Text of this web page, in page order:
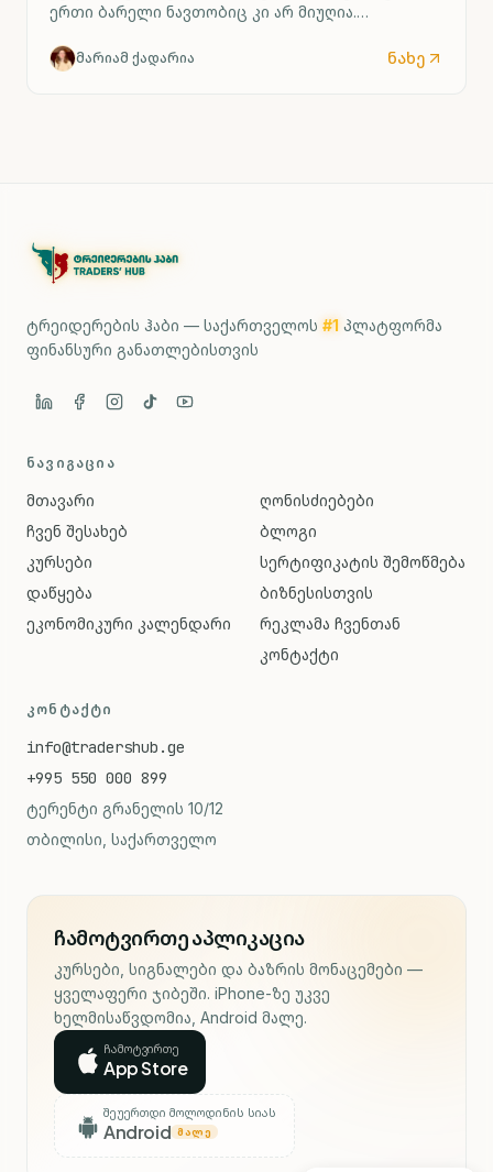
ერთი ბარელი ნავთობიც კი არ მიუღია.
გამწვავებულმა დაპირისპირებამ გამოიწვია.
მარიამ ქადარია ნახე
ტრეიდერების ჰაბი — საქართველოს #1 პლატფორმა
ფინანსური განათლებისთვის
ᲜᲐᲕᲘᲒᲐᲪᲘᲐ
მთავარი
ჩვენ შესახებ
კურსები
დაწყება
ეკონომიკური კალენდარი
ღონისძიებები
ბლოგი
სერტიფიკატის შემოწმება
ბიზნესისთვის
რეკლამა ჩვენთან
კონტაქტი
ᲙᲝᲜᲢᲐᲥᲢᲘ
info@tradershub.ge
+995 550 000 899
ტერენტი გრანელის 10/12
თბილისი, საქართველო
ჩამოტვირთე აპლიკაცია
კურსები, სიგნალები და ბაზრის მონაცემები —
ყველაფერი ჯიბეში. iPhone-ზე უკვე
ხელმისაწვდომია, Android მალე.
ჩამოტვირთე
App Store
შეუერთდი მოლოდინის სიას
Android ᲛᲐᲚᲔ